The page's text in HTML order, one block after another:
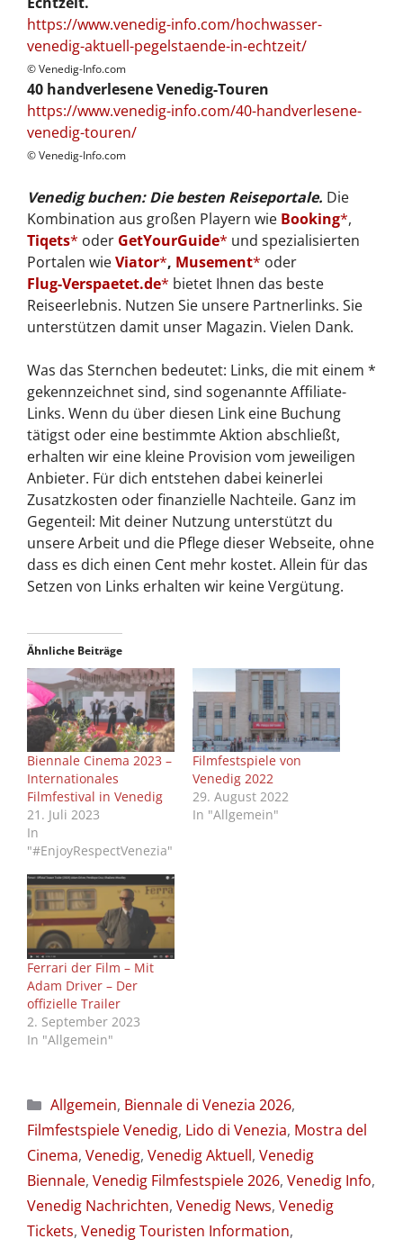
https://www.venedig-info.com/hochwasser-
venedig-aktuell-pegelstaende-in-echtzeit/
© Venedig-Info.com
40 handverlesene Venedig-Touren
https://www.venedig-info.com/40-handverlesene-
venedig-touren/
© Venedig-Info.com
Venedig buchen: Die besten Reiseportale. Die
Kombination aus großen Playern wie Booking ,
Tiqets
oder GetYourGuide
und spezialisierten
Portalen wieViator , Musement
oder
Flug-Verspaetet.de
bietet Ihnen das beste
Reiseerlebnis. Nutzen Sie unsere Partnerlinks. Sie
unterstützen damit unser Magazin. Vielen Dank.
Was das Sternchen bedeutet: Links, die mit einem *
gekennzeichnet sind, sind sogenannte Affiliate-
Links. Wenn du über diesen Link eine Buchung
tätigst oder eine bestimmte Aktion abschließt,
erhalten wir eine kleine Provision vom jeweiligen
Anbieter. Für dich entstehen dabei keinerlei
Zusatzkosten oder finanzielle Nachteile. Ganz im
Gegenteil: Mit deiner Nutzung unterstützt du
unsere Arbeit und die Pflege dieser Webseite, ohne
dass es dich einen Cent mehr kostet. Allein für das
Setzen von Links erhalten wir keine Vergütung.
Ähnliche Beiträge
Biennale Cinema 2023 –
Internationales
Filmfestival in Venedig
21. Juli 2023
In
"#EnjoyRespectVenezia"
Filmfestspiele von
Venedig 2022
29. August 2022
In "Allgemein"
Ferrari der Film – Mit
Adam Driver – Der
offizielle Trailer
2. September 2023
In "Allgemein"
Kategorien
Allgemein, Biennale di Venezia 2026,
Filmfestspiele Venedig, Lido di Venezia, Mostra del
Cinema, Venedig, Venedig Aktuell, Venedig
Biennale, Venedig Filmfestspiele 2026, Venedig Info,
Venedig Nachrichten, Venedig News, Venedig
Tickets, Venedig Touristen Information,